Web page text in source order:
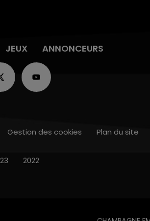
JEUX ANNONCEURS
Gestion des cookies Plan du site
2022